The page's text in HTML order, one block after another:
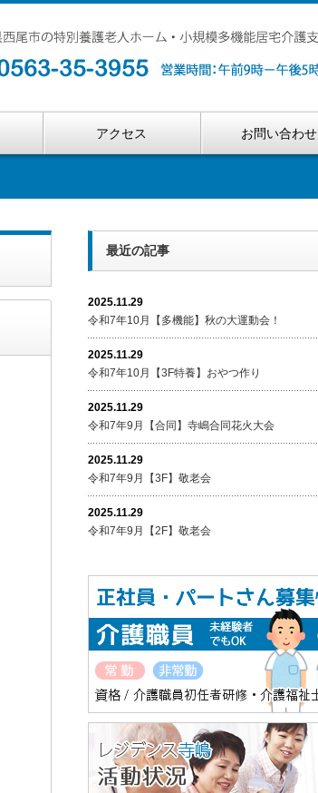
アクセス お問い合わせ
最近の記事
2025.11.29
令和7年10月【多機能】秋の大運動会！
2025.11.29
令和7年10月【3F特養】おやつ作り
2025.11.29
令和7年9月【合同】寺嶋合同花火大会
2025.11.29
令和7年9月【3F】敬老会
2025.11.29
令和7年9月【2F】敬老会